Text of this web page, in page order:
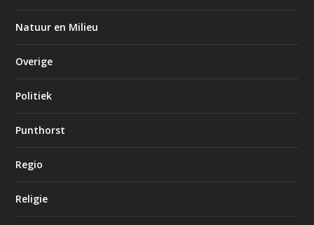
Natuur en Milieu
Overige
Politiek
Punthorst
Regio
Religie